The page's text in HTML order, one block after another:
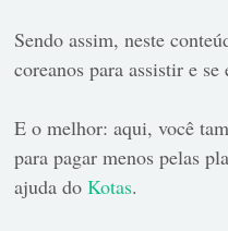
Sendo assim, neste
coreanos para assistir e se
E o melhor: aqui, você
para pagar menos pelas
ajuda doKotas.